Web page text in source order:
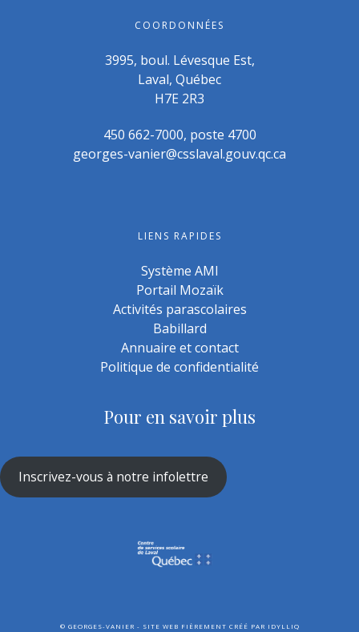
COORDONNÉES
3995, boul. Lévesque Est,
Laval, Québec
H7E 2R3
450 662-7000, poste 4700
georges-vanier@csslaval.gouv.qc.ca
LIENS RAPIDES
Système AMI
Portail Mozaïk
Activités parascolaires
Babillard
Annuaire et contact
Politique de confidentialité
Pour en savoir plus
Inscrivez-vous à notre infolettre
© GEORGES-VANIER - SITE WEB FIÈREMENT CRÉÉ PAR IDYLLIQ